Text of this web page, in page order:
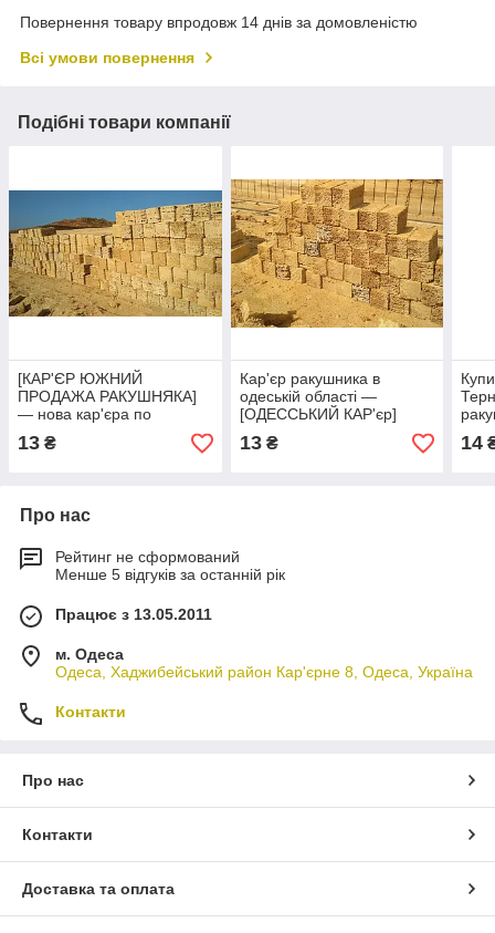
Повернення товару впродовж 14 днів за домовленістю
Всі умови повернення
Подібні товари компанії
[КАР'ЄР ЮЖНИЙ
ПРОДАЖА РАКУШНЯКА]
— нова кар'єра по
13 ₴
Кар'єр ракушника в
одеській області —
[ОДЕССЬКИЙ КАР'єр]
13₴ 14
Про нас
Рейтинг не сформований
Менше 5 відгуків за останній рік
Працює з 13.05.2011
м. Одеса
Одеса, Хаджибейський район Кар'єрне 8, Одеса, Україна
Контакти
Про нас
Контакти
Доставка та оплата